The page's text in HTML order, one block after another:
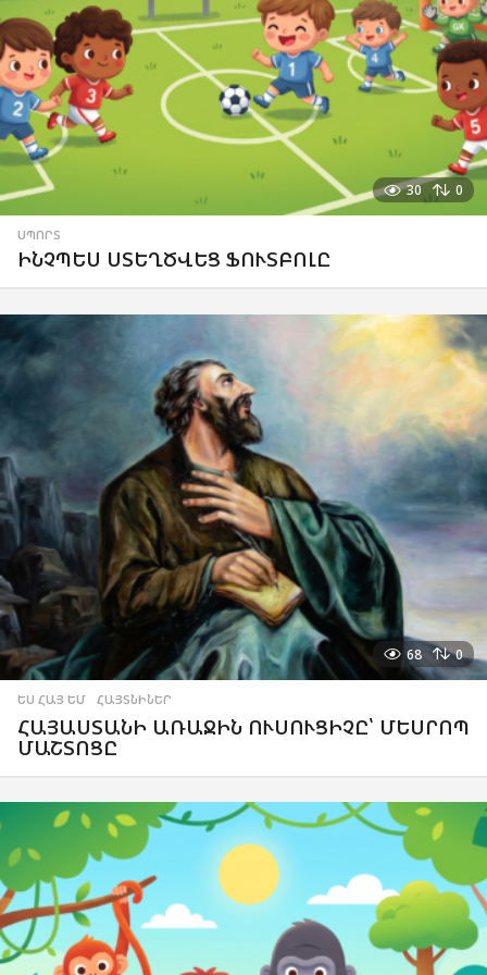
30 0
ՍՊՈՐՏ
ԻՆՉՊԵՍ ՍՏԵՂԾՎԵՑ ՖՈՒՏԲՈԼԸ
68 0
ԵՍ ՀԱՅ ԵՄ ,ՀԱՅՏՆԻՆԵՐ
ՀԱՅԱՍՏԱՆԻ ԱՌԱՋԻՆ ՈՒՍՈՒՑԻՉԸ՝ ՄԵՍՐՈՊ
ՄԱՇՏՈՑԸ